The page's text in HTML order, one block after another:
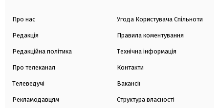
Про нас
Редакція
Редакційна політика
Про телеканал
Телеведучі
Рекламодавцям
Угода Користувача Спільноти
Правила коментування
Технічна інформація
Контакти
Вакансії
Структура власності